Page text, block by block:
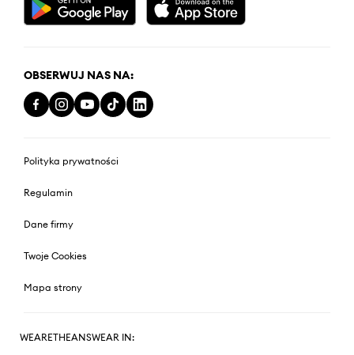
OBSERWUJ NAS NA:
Polityka prywatności
Regulamin
Dane firmy
Twoje Cookies
Mapa strony
WEARETHEANSWEAR IN: